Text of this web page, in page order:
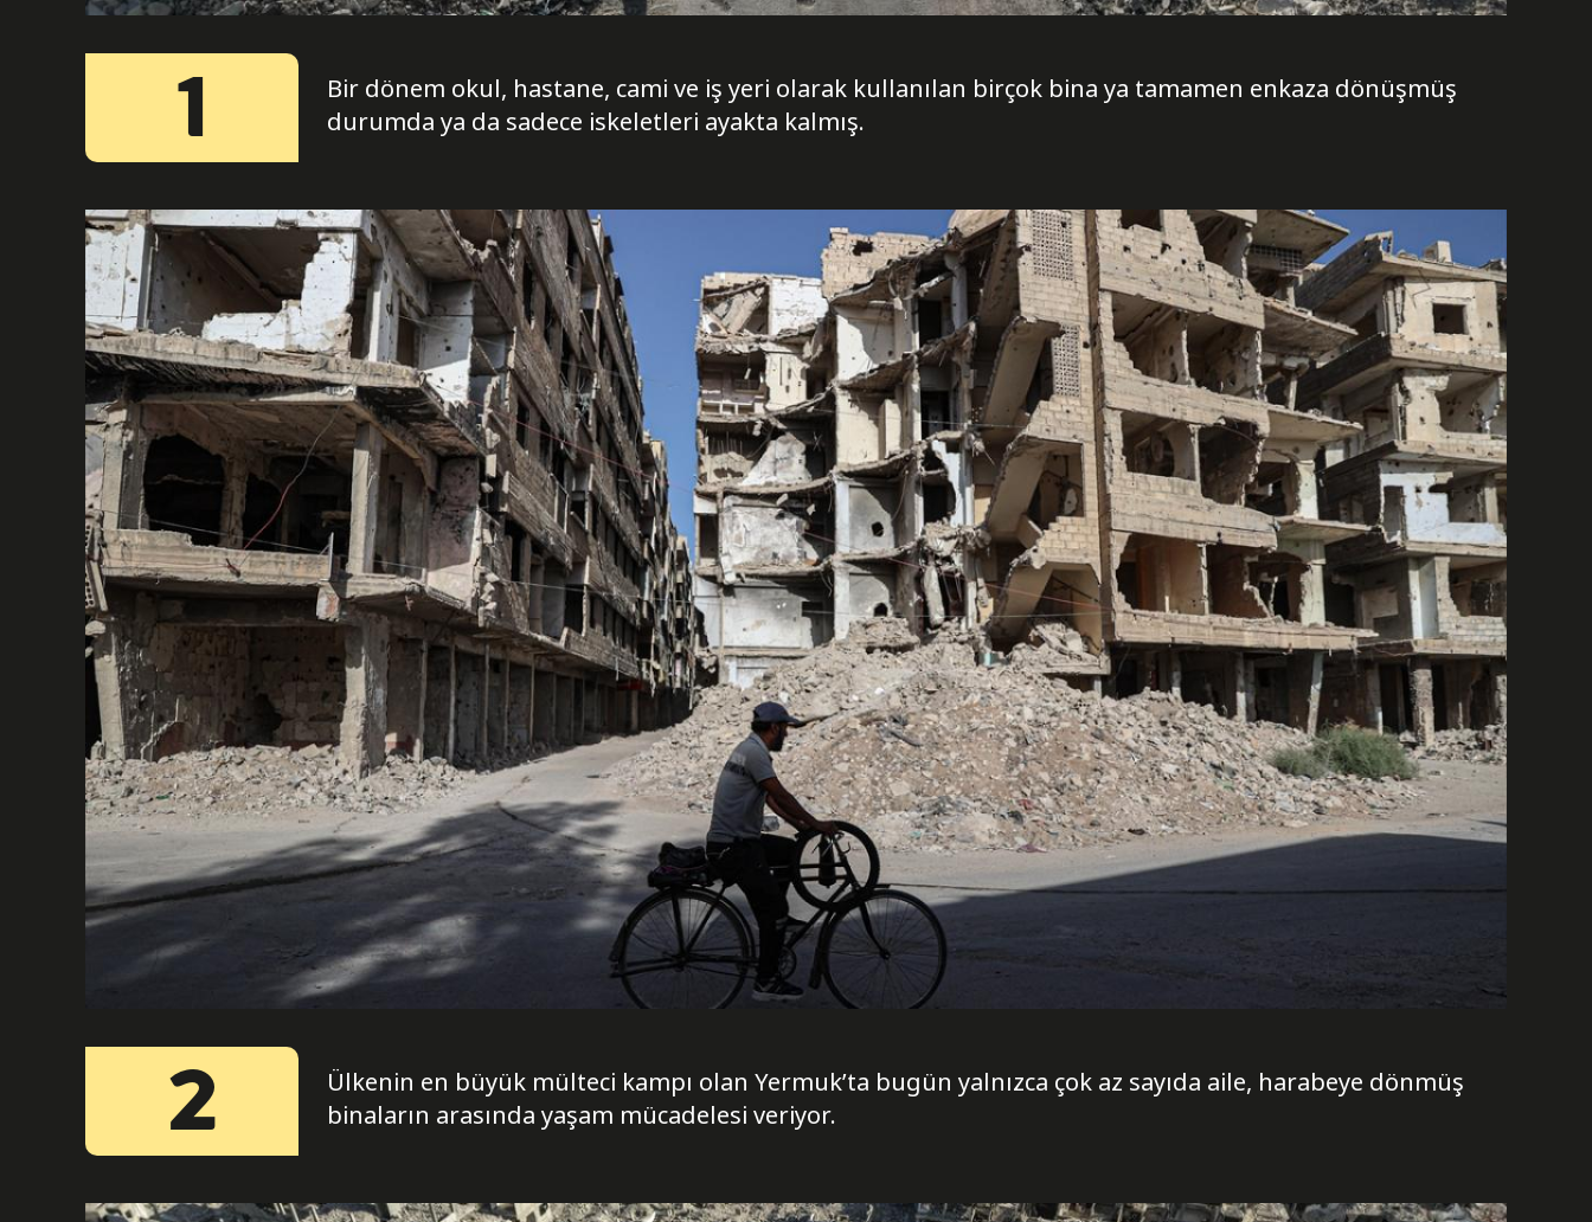
1
Bir dönem okul, hastane, cami ve iş yeri olarak kullanılan birçok bina ya tamamen enkaza dönüşmüş
durumda ya da sadece iskeletleri ayakta kalmış.
2
Ülkenin en büyük mülteci kampı olan Yermuk’ta bugün yalnızca çok az sayıda aile, harabeye dönmüş
binaların arasında yaşam mücadelesi veriyor.